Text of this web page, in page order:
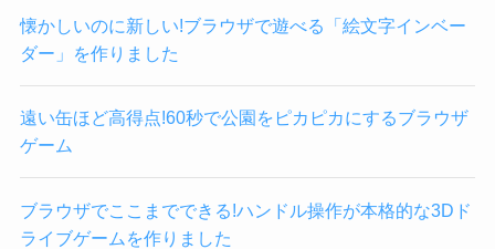
懐かしいのに新しい!ブラウザで遊べる「絵文字インベー
ダー」を作りました
遠い缶ほど高得点!60秒で公園をピカピカにするブラウザ
ゲーム
ブラウザでここまでできる!ハンドル操作が本格的な3Dド
ライブゲームを作りました